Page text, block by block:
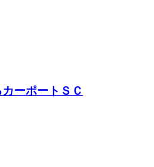
ーポートＳＣ